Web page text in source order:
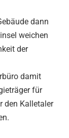
dann
weichen
der
damit
für
den Kalletaler